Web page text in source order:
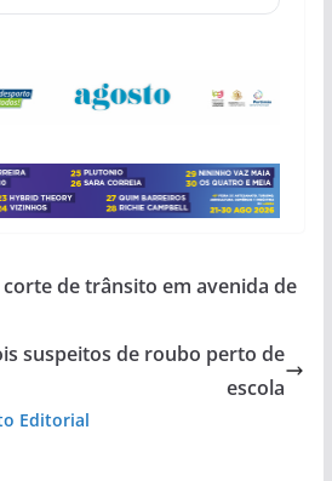
de trânsito em avenida de
suspeitos de roubo perto de
escola
Editorial